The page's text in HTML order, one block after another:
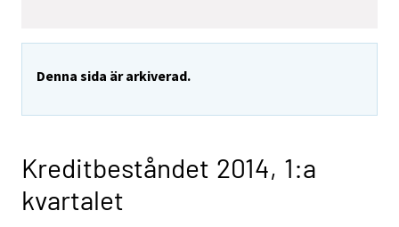
Denna sida är arkiverad.
Kreditbeståndet 2014, 1:a
kvartalet